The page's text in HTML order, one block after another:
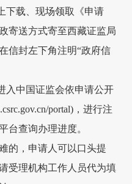
下载、现场领取《申请
寄送方式寄至西藏证监局
信封左下角注明“政府信
入中国证监会依申请公开
portal)，进行注
台查询办理进度。
的，申请人可以口头提
受理机构工作人员代为填